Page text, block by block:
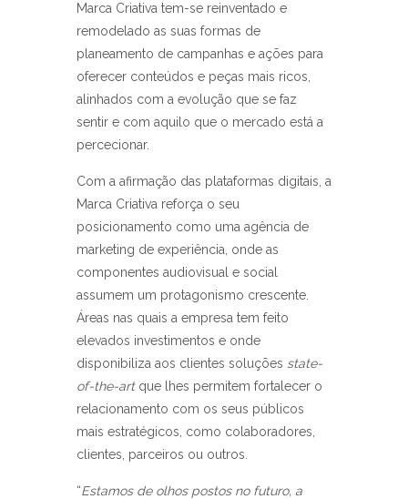
Marca Criativa tem-se reinventado e
remodelado as suas formas de
planeamento de campanhas e ações para
oferecer conteúdos e peças mais ricos,
alinhados com a evolução que se faz
sentir e com aquilo que o mercado está a
percecionar.
Com a afirmação das plataformas digitais, a
Marca Criativa reforça o seu
posicionamento como uma agência de
marketing de experiência, onde as
componentes audiovisual e social
assumem um protagonismo crescente.
Áreas nas quais a empresa tem feito
elevados investimentos e onde
disponibiliza aos clientes soluções state-
of-the-art que lhes permitem fortalecer o
relacionamento com os seus públicos
mais estratégicos, como colaboradores,
clientes, parceiros ou outros.
“Estamos de olhos postos no futuro, a